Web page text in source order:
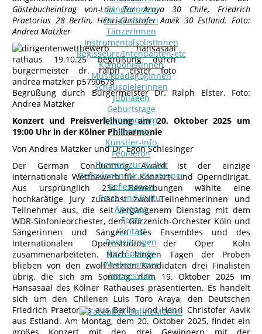
SängerInnen
DirigentInnen
TänzerInnen
InstrumentalsolistInnen
Regisseure/Intendanten-etc
KomponistInnen
MusikpädagogInnen
SchauspielerInnen
Jubilaeen
Geburtstage
In memoriam
Todestage
Künstler-Info
Feuilleton
Themen zur Kultur
Reflexionen Wr. Staatsoper
Reflexionen
Reise und Kultur
Apropos
Fotos
Kontakt
Bestellungen
Ihre Spende
Werbepartner
Impressum
Gästebucheintrag von-Luis Tor Araya 30 Chile, Friedrich
Praetorius 28 Berlin, Henri-Christofer Aavik 30 Estland. Foto:
Andrea Matzker
Begrüßung durch Bürgermeister Dr. Ralph Elster. Foto:
Andrea Matzker
Konzert und Preisverleihung am 20. Oktober 2025 um
19:00 Uhr in der Kölner Philharmonie
Von Andrea Matzker und Dr. Egon Schlesinger
Der German Conduccting Award ist der einzige
internationale Wettbewerb für Konzert- und Operndirigat.
Aus ursprünglich 234 Bewerbungen wählte eine
hochkarätige Jury zunächst zwölf Teilnehmerinnen und
Teilnehmer aus, die seit vergangenem Dienstag mit dem
WDR-Sinfonieorchester, dem Gürzenich-Orchester Köln und
Sängerinnen und Sängern des Ensembles und des
Internationalen Opernstudios der Oper Köln
zusammenarbeiteten. Nach langen Tagen der Proben
blieben von den zwölf letzten Kandidaten drei Finalisten
übrig, die sich am Sonntag, dem 19. Oktober 2025 im
Hansasaal des Kölner Rathauses präsentierten. Es handelt
sich um den Chilenen Luis Toro Araya, den Deutschen
Friedrich Praetorius aus Berlin, und Henri Christofer Aavik
aus Estland. Am Montag, dem 20. Oktober 2025, findet ein